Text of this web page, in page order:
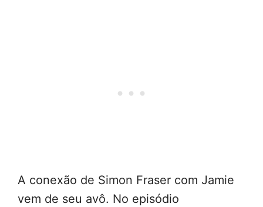
A conexão de Simon Fraser com Jamie
vem de seu avô. No episódio